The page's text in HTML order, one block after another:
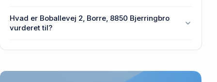
Bjerringbro senest blev handlet i 2026.
Hvad er Boballevej 2, Borre, 8850 Bjerringbro
vurderet til?